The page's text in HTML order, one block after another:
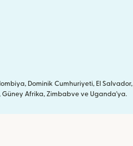
Dominik Cumhuriyeti, El Salvador,
Güney Afrika, Zimbabve ve Uganda'ya.